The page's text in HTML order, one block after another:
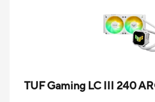
TUF Gaming LC III 240